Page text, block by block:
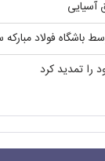
آسیایی
باشگاه فولاد
را تمدید کرد